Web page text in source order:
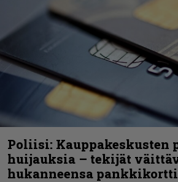
Poliisi: Kauppakeskusten
huijauksia – tekijät
hukanneensa